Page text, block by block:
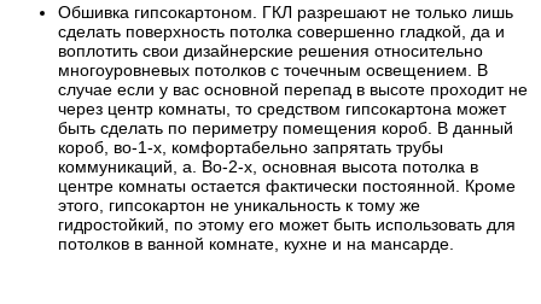
Обшивка гипсокартоном. ГКЛ разрешают не только лишь
сделать поверхность потолка совершенно гладкой, да и
воплотить свои дизайнерские решения относительно
многоуровневых потолков с точечным освещением. В
случае если у вас основной перепад в высоте проходит не
через центр комнаты, то средством гипсокартона может
быть сделать по периметру помещения короб. В данный
короб, во-1-х, комфортабельно запрятать трубы
коммуникаций, а. Во-2-х, основная высота потолка в
центре комнаты остается фактически постоянной. Кроме
этого, гипсокартон не уникальность к тому же
гидростойкий, по этому его может быть использовать для
потолков в ванной комнате, кухне и на мансарде.